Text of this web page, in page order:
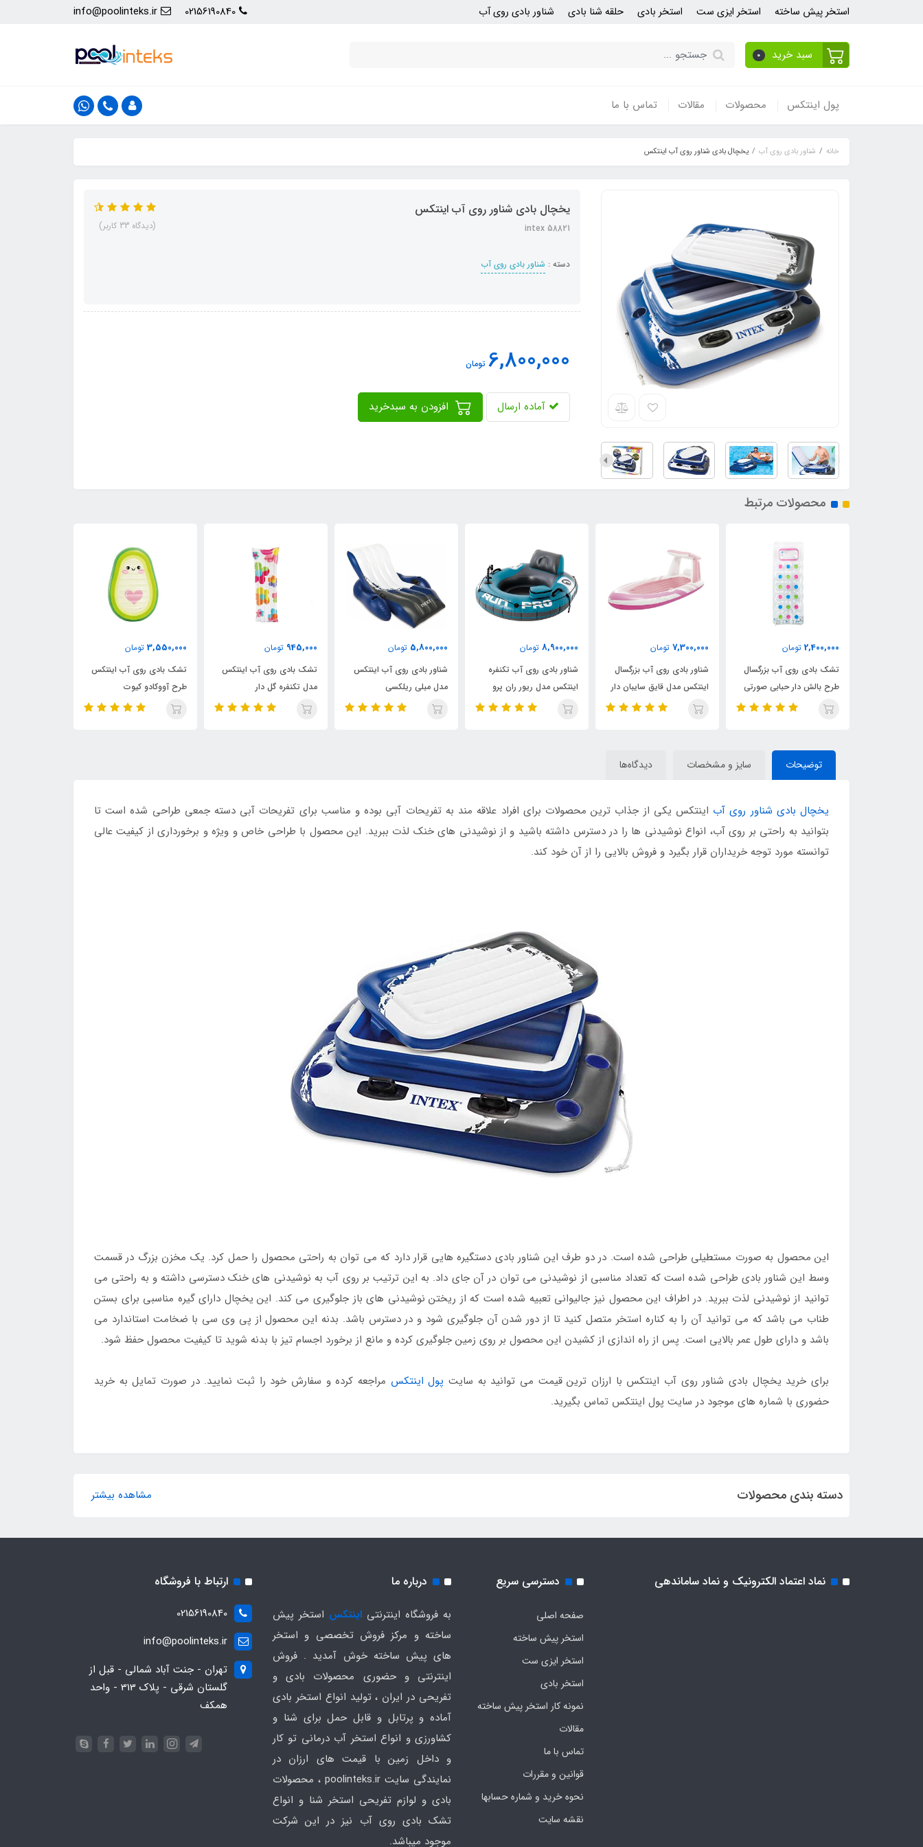
استخر پیش ساخته استخر ایزی ست استخر بادی حلقه شنا بادی شناور بادی روی آب 02156190840
info@poolinteks.ir
سبد خرید 0
پول اینتکس محصولات مقالات تماس با ما
خانه شناور بادی روی آب یخچال بادی شناور روی آب اینتکس
یخچال بادی شناور روی آب اینتکس
intex 58821
دسته : شناور بادی روی آب
(دیدگاه 33 کاربر)
6,800,000تومان
آماده ارسال
محصولات مرتبط
7,300,000 تومان
شناور بادی روی آب بزرگسال
اینتکس مدل قایق سایبان دار
8,900,000 تومان
شناور بادی روی آب تکنفره
اینتکس مدل ریور ران پرو
5,800,000 تومان
شناور بادی روی آب اینتکس
مدل مبلی ریلکسی
945,000 تومان
تشک بادی روی آب اینتکس
مدل تکنفره گل دار
3,550,000 تومان
تشک بادی روی آب اینتکس
طرح آووکادو کیوت
4,850,000 تومان
شناور بادی روی آب اینتکس
مدل دستگیره دار ماهی مرکب
توضیحات سایز و مشخصات دیدگاه‌ها
یخچال بادی شناور روی آب اینتکس یکی از جذاب ترین محصولات برای افراد علاقه مند به تفریحات آبی بوده و مناسب برای تفریحات آبی دسته جمعی طراحی شده است تا
بتوانید به راحتی بر روی آب، انواع نوشیدنی ها را در دسترس داشته باشید و از نوشیدنی های خنک لذت ببرید. این محصول با طراحی خاص و ویژه و برخورداری از کیفیت عالی
توانسته مورد توجه خریداران قرار بگیرد و فروش بالایی را از آن خود کند.
این محصول به صورت مستطیلی طراحی شده است. در دو طرف این شناور بادی دستگیره هایی قرار دارد که می توان به راحتی محصول را حمل کرد. یک مخزن بزرگ در قسمت
وسط این شناور بادی طراحی شده است که تعداد مناسبی از نوشیدنی می توان در آن جای داد. به این ترتیب بر روی آب به نوشیدنی های خنک دسترسی داشته و به راحتی می
توانید از نوشیدنی لذت ببرید. در اطراف این محصول نیز جالیوانی تعبیه شده است که از ریختن نوشیدنی های باز جلوگیری می کند. این یخچال دارای گیره مناسبی برای بستن
طناب می باشد که می توانید آن را به کناره استخر متصل کنید تا از دور شدن آن جلوگیری شود و در دسترس باشد. بدنه این محصول از پی وی سی با ضخامت استاندارد می
باشد و دارای طول عمر بالایی است. پس از راه اندازی از کشیدن این محصول بر روی زمین جلوگیری کرده و مانع از برخورد اجسام تیز با بدنه شوید تا کیفیت محصول حفظ شود.
برای خرید یخچال بادی شناور روی آب اینتکس با ارزان ترین قیمت می توانید به سایت پول اینتکس مراجعه کرده و سفارش خود را ثبت نمایید. در صورت تمایل به خرید
حضوری با شماره های موجود در سایت پول اینتکس تماس بگیرید.
دسته بندی محصولات مشاهده بیشتر
نماد اعتماد الکترونیک و نماد ساماندهی دسترسی سریع
صفحه اصلی
استخر پیش ساخته
استخر ایزی ست
استخر بادی
نمونه کار استخر پیش ساخته
مقالات
تماس با ما
قوانین و مقررات
نحوه خرید و شماره حسابها
نقشه سایت
درباره ما
به فروشگاه اینترنتی اینتکس استخر پیش
ساخته و مرکز فروش تخصصی و استخر
های پیش ساخته خوش آمدید . فروش
اینترنتی و حضوری محصولات بادی و
تفریحی در ایران ، تولید انواع استخر بادی
آماده و پرتابل و قابل حمل برای شنا و
کشاورزی و انواع استخر آب درمانی تو کار
و داخل زمین با قیمت های ارزان در
نمایندگی سایت poolinteks.ir ، محصولات
بادی و لوازم تفریحی استخر شنا و انواع
تشک بادی روی آب نیز در این شرکت
موجود میباشد.
ارتباط با فروشگاه
02156190840
info@poolinteks.ir
تهران - جنت آباد شمالی - قبل از
گلستان شرقی - پلاک 313 - واحد
همکف